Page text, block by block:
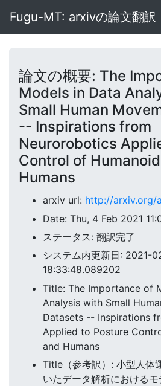
Fugu-MT: arxivの論文翻訳
論文の概要: The
Models in Data
Small Human
-- Inspirations from
Neurorobotics
Control of
Humans
arxiv url: http://arxiv.org/
Date: Thu, 4 Feb 2021
ステータス: 翻訳完了
システム内更新日: 2021-
18:33:48.089202
Title: The Importance of
Analysis with Small
Datasets -- Inspirations
Applied to Posture
and Humans
Title（参考訳）: 小型人体
いたデータ解析における